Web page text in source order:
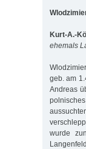
Kurt-A.-
ehemals
geb. am
Andreas
wurde